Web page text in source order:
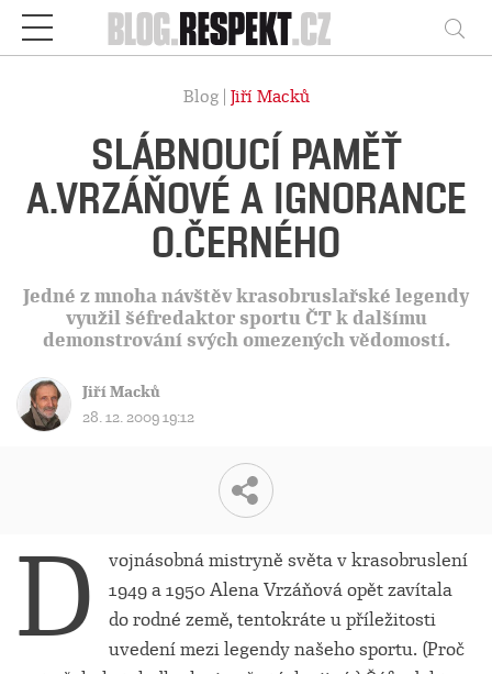
Respekt
Blog | Jiří Macků
SLÁBNOUCÍ PAMĚŤ
A.VRZÁŇOVÉ A IGNORANCE
O.ČERNÉHO
Jedné z mnoha návštěv krasobruslařské legendy
využil šéfredaktor sportu ČT k dalšímu
demonstrování svých omezených vědomostí.
Jiří Macků
28. 12. 2009 19:12
D
vojnásobná mistryně světa v krasobruslení
1949 a 1950 Alena Vrzáňová opět zavítala
do rodné země, tentokráte u příležitosti
uvedení mezi legendy našeho sportu. (Proč